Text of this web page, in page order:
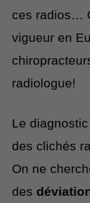
ces radios…
vigueur en
radiologue!
Le
des clichés
On ne
des